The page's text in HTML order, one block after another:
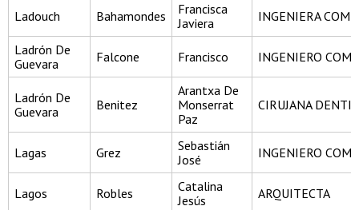
Ladouch Bahamondes
Francisca
Javiera
INGENIERA
Ladrón De
Guevara
Falcone Francisco INGENIERO
Ladrón De
Guevara
Benitez
Arantxa De
Monserrat
Paz
CIRUJANA
Lagas Grez
Sebastián
José
INGENIERO
Lagos Robles
Catalina
Jesús
ARQUITECTA